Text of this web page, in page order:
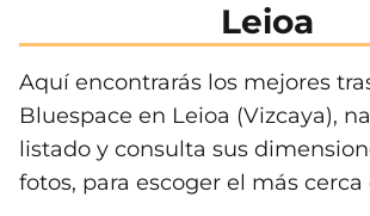
Leioa
Aquí encontrarás los mejores
Bluespace en Leioa (Vizcaya),
listado y consulta sus
fotos, para escoger el más cerca